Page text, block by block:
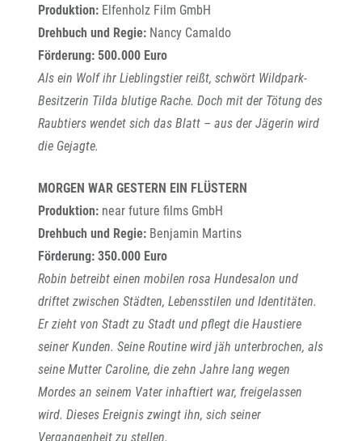
Produktion: Elfenholz Film GmbH
Drehbuch und Regie: Nancy Camaldo
Förderung: 500.000 Euro
Als ein Wolf ihr Lieblingstier reißt, schwört Wildpark-
Besitzerin Tilda blutige Rache. Doch mit der Tötung des
Raubtiers wendet sich das Blatt – aus der Jägerin wird
die Gejagte.
MORGEN WAR GESTERN EIN FLÜSTERN
Produktion: near future films GmbH
Drehbuch und Regie: Benjamin Martins
Förderung: 350.000 Euro
Robin betreibt einen mobilen rosa Hundesalon und
driftet zwischen Städten, Lebensstilen und Identitäten.
Er zieht von Stadt zu Stadt und pflegt die Haustiere
seiner Kunden. Seine Routine wird jäh unterbrochen, als
seine Mutter Caroline, die zehn Jahre lang wegen
Mordes an seinem Vater inhaftiert war, freigelassen
wird. Dieses Ereignis zwingt ihn, sich seiner
Vergangenheit zu stellen.